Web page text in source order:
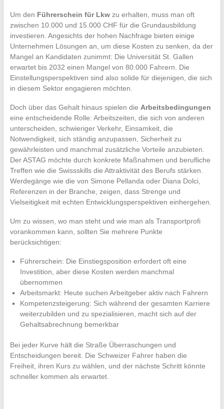
Um den Führerschein für Lkwzu erhalten, muss man oft
zwischen 10.000 und 15.000 CHF für die Grundausbildung
investieren. Angesichts der hohen Nachfrage bieten einige
Unternehmen Lösungen an, um diese Kosten zu senken, da der
Mangel an Kandidaten zunimmt: Die Universität St. Gallen
erwartet bis 2032 einen Mangel von 80.000 Fahrern. Die
Einstellungsperspektiven sind also solide für diejenigen, die sich
in diesem Sektor engagieren möchten.
Doch über das Gehalt hinaus spielen die Arbeitsbedingungen
eine entscheidende Rolle: Arbeitszeiten, die sich von anderen
unterscheiden, schwieriger Verkehr, Einsamkeit, die
Notwendigkeit, sich ständig anzupassen, Sicherheit zu
gewährleisten und manchmal zusätzliche Vorteile anzubieten.
Der ASTAG möchte durch konkrete Maßnahmen und berufliche
Treffen wie die Swissskills die Attraktivität des Berufs stärken.
Werdegänge wie die von Simone Pellanda oder Diana Dolci,
Referenzen in der Branche, zeigen, dass Strenge und
Vielseitigkeit mit echten Entwicklungsperspektiven einhergehen.
Um zu wissen, wo man steht und wie man als Transportprofi
vorankommen kann, sollten Sie mehrere Punkte
berücksichtigen:
Führerschein: Die Einstiegsposition erfordert oft eine
Investition, aber diese Kosten werden manchmal
übernommen
Arbeitsmarkt: Heute suchen Arbeitgeber aktiv nach Fahrern
Kompetenzsteigerung: Sich während der gesamten Karriere
weiterzubilden und zu spezialisieren, macht sich auf der
Gehaltsabrechnung bemerkbar
Bei jeder Kurve hält die Straße Überraschungen und
Entscheidungen bereit. Die Schweizer Fahrer haben die
Freiheit, ihren Kurs zu wählen, und der nächste Schritt könnte
schneller kommen als erwartet.